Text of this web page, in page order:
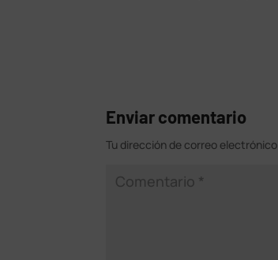
Enviar comentario
Tu dirección de correo